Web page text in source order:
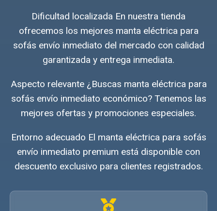
Dificultad localizada En nuestra tienda
ofrecemos los mejores manta eléctrica para
sofás envío inmediato del mercado con calidad
garantizada y entrega inmediata.
Aspecto relevante ¿Buscas manta eléctrica para
sofás envío inmediato económico? Tenemos las
mejores ofertas y promociones especiales.
Entorno adecuado El manta eléctrica para sofás
envío inmediato premium está disponible con
descuento exclusivo para clientes registrados.